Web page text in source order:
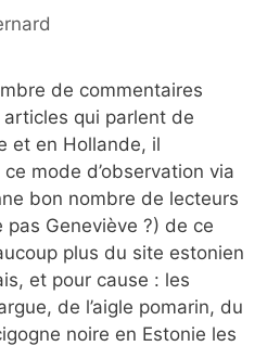
de commentaires
qui parlent de
et en Hollande, il
mode d’observation via
bon nombre de lecteurs
pas Geneviève ?) de ce
plus du site estonien
et pour cause : les
de l’aigle pomarin, du
noire en Estonie les